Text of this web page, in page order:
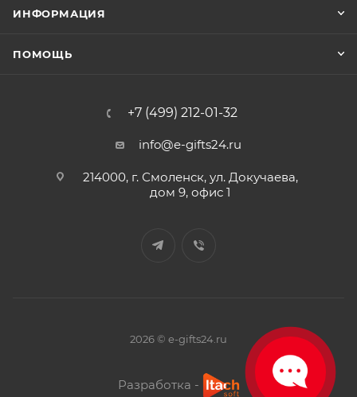
ИНФОРМАЦИЯ
ПОМОЩЬ
+7 (499) 212-01-32
info@e-gifts24.ru
214000, г. Смоленск, ул. Докучаева,
дом 9, офис 1
2026 © e-gifts24.ru
Разработка -